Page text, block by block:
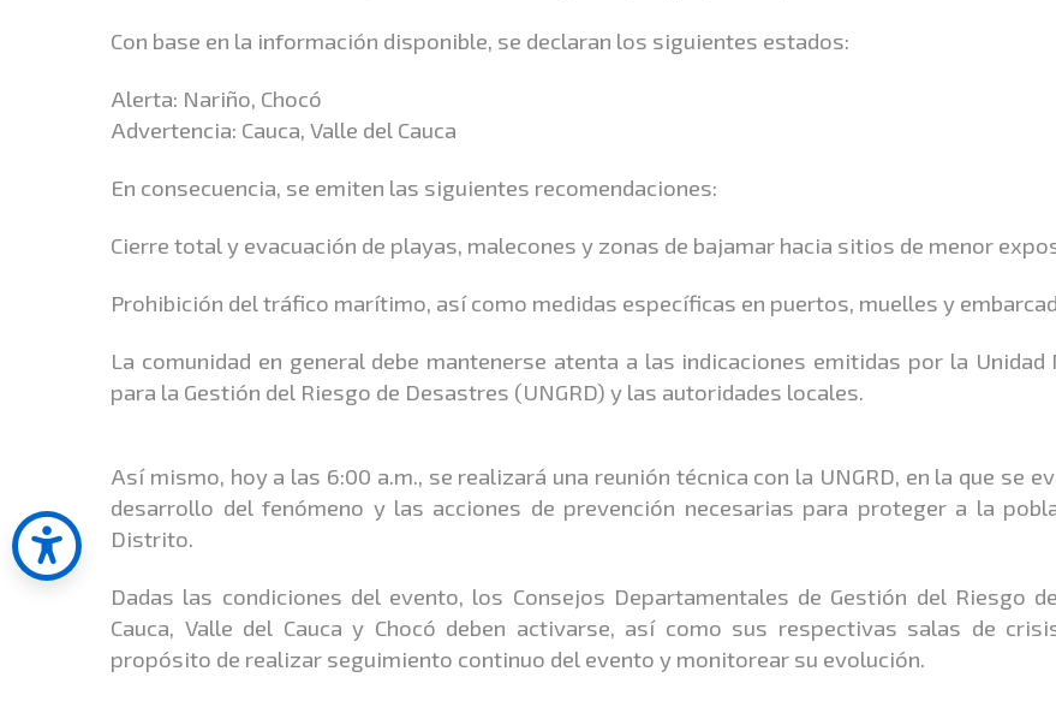
Con base en la información disponible, se declaran los siguientes estados:
Alerta: Nariño, Chocó
Advertencia: Cauca, Valle del Cauca
En consecuencia, se emiten las siguientes recomendaciones:
Cierre total y evacuación de playas, malecones y zonas de bajamar hacia sitios de menor
Prohibición del tráfico marítimo, así como medidas específicas en puertos, muelles y
La comunidad en general debe mantenerse atenta a las indicaciones emitidas por la Unidad
para la Gestión del Riesgo de Desastres (UNGRD) y las autoridades locales.
Así mismo, hoy a las 6:00 a.m., se realizará una reunión técnica con la UNGRD, en la que se
desarrollo del fenómeno y las acciones de prevención necesarias para proteger a la
Distrito.
Dadas las condiciones del evento, los Consejos Departamentales de Gestión del Riesgo
Cauca, Valle del Cauca y Chocó deben activarse, así como sus respectivas salas de
propósito de realizar seguimiento continuo del evento y monitorear su evolución.